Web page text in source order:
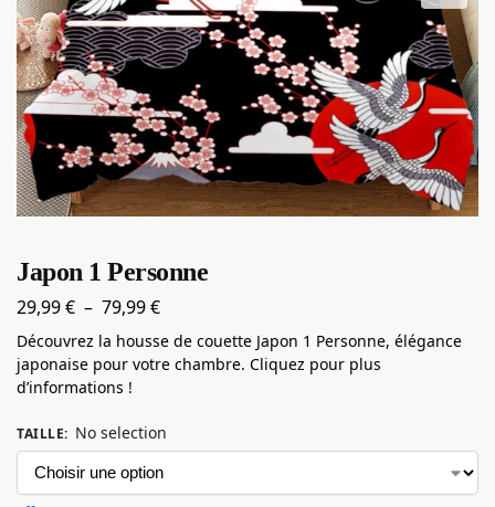
Japon 1 Personne
29,99€ – 79,99€
Découvrez la housse de couette Japon 1 Personne, élégance
japonaise pour votre chambre. Cliquez pour plus
d’informations !
TAILLE: No selection